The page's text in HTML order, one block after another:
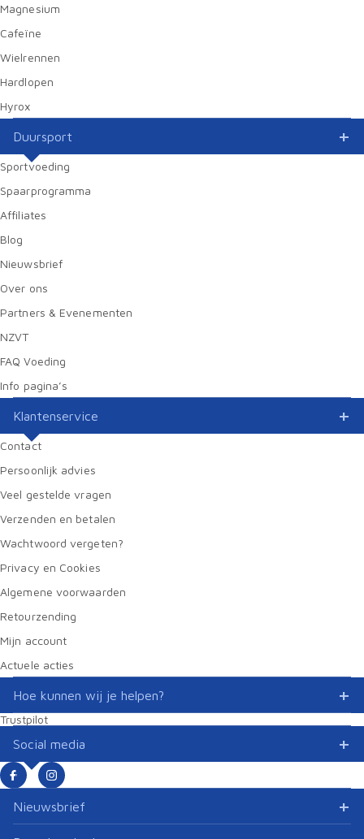
Magnesium
Cafeïne
Wielrennen
Hardlopen
Hyrox
Duursport
Sportvoeding
Spaarprogramma
Affiliates
Blog
Nieuwsbrief
Over ons
Partners & Evenementen
NZVT
FAQ Voeding
Info pagina’s
Klantenservice
Contact
Persoonlijk advies
Veel gestelde vragen
Verzenden en betalen
Wachtwoord vergeten?
Privacy en Cookies
Algemene voorwaarden
Retourzending
Mijn account
Actuele acties
Hoe kunnen wij je helpen?
Trustpilot
Social media
Nieuwsbrief